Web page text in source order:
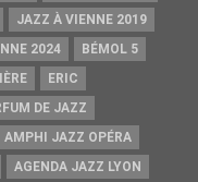
JAZZ À VIENNE 2019
2024
BÉMOL 5
ERIC
DE JAZZ
AMPHI JAZZ OPÉRA
AGENDA JAZZ LYON